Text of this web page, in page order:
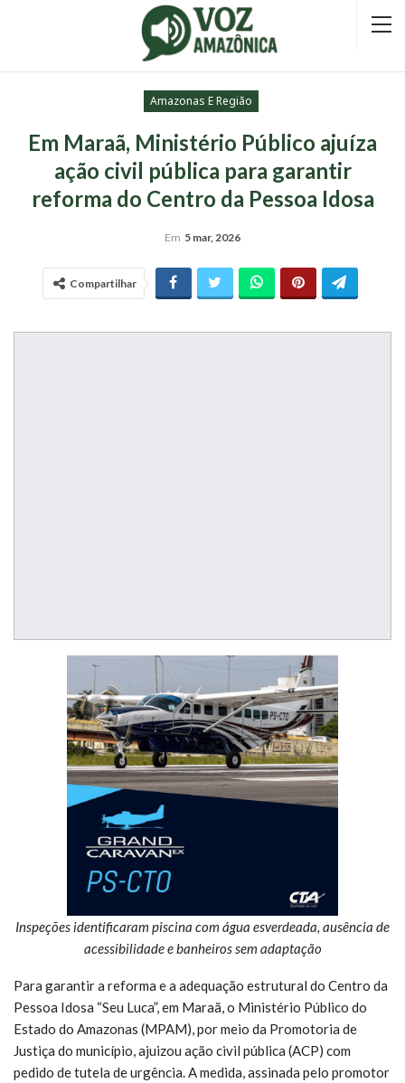
Amazonas E Região
Em Maraã, Ministério Público ajuíza
ação civil pública para garantir
reforma do Centro da Pessoa Idosa
Em 5 mar, 2026
Compartilhar
Inspeções identificaram piscina com água esverdeada, ausência de
acessibilidade e banheiros sem adaptação
Para garantir a reforma e a adequação estrutural do Centro da
Pessoa Idosa “Seu Luca”, em Maraã, o Ministério Público do
Estado do Amazonas (MPAM), por meio da Promotoria de
Justiça do município, ajuizou ação civil pública (ACP) com
pedido de tutela de urgência. A medida, assinada pelo promotor